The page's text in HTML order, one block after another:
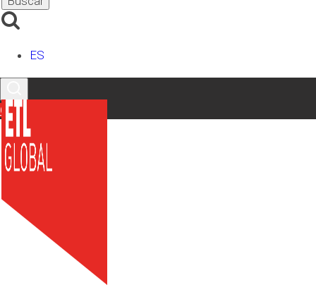
ES
Contacto
normativa autonómica otorga la calificación de turísticos.
cumplan con los requisitos establecidos para ello en la
normativa autonómica y que, por lo tanto, no sean
susceptibles de inscripción de acuerdo con la legislación
turística vigente.
k) Las embarcaciones de crucero turístico cuando realicen
escala en un puerto de las Illes Balears. De acuerdo con
2. Los establecimientos y las viviendas objeto de
comercialización turística que se indican en el apartado
anterior son los que regula la Ley 8/2012, de 19 de julio, del
turismo de las Illes Balears.